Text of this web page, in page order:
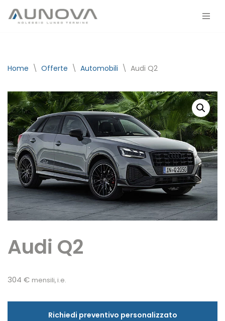
Vai
Home \ Offerte \ Automobili \ Audi Q2
Audi Q2
304 € mensili, i.e.
Richiedi preventivo personalizzato